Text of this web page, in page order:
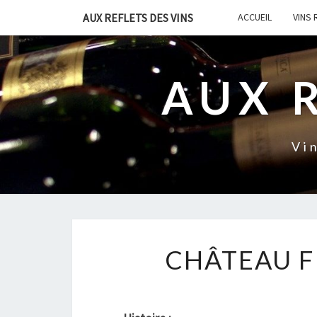
AUX REFLETS DES VINS ACCUEIL VINS
AUX
CHÂTEAU